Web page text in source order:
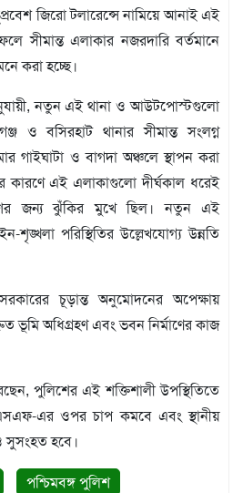
জিরো টলারেন্সে নামিয়ে আনাই এই
সীমান্ত এলাকার নজরদারি বর্তমানে
করা হচ্ছে।
নতুন এই থানা ও আউটপোস্টগুলো
ও বসিরহাট থানার সীমান্ত সংলগ্ন
গাইঘাটা ও বাগদা অঞ্চলে স্থাপন করা
কারণে এই এলাকাগুলো দীর্ঘকাল ধরেই
জন্য ঝুঁকির মুখে ছিল। নতুন এই
পরিস্থিতির উল্লেখযোগ্য উন্নতি
সরকারের চূড়ান্ত অনুমোদনের অপেক্ষায়
ভূমি অধিগ্রহণ এবং ভবন নির্মাণের কাজ
পুলিশের এই শক্তিশালী উপস্থিতিতে
এর ওপর চাপ কমবে এবং স্থানীয়
সুসংহত হবে।
পশ্চিমবঙ্গ পুলিশ